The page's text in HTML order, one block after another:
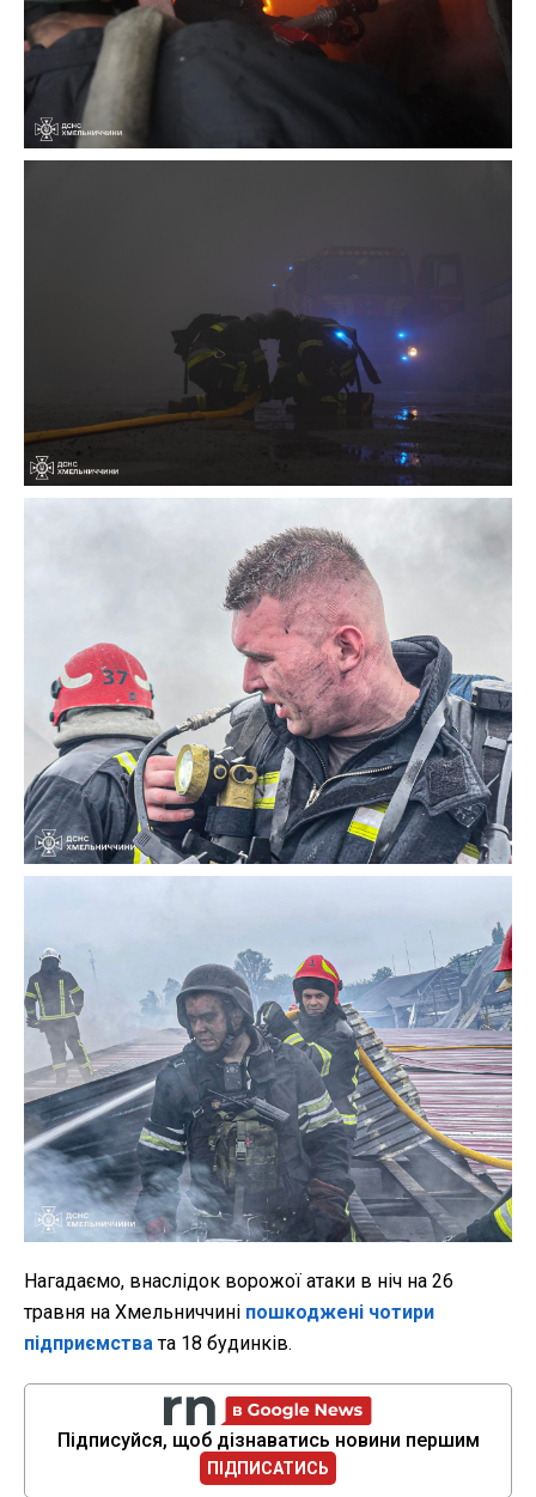
Нагадаємо, внаслідок ворожої атаки в ніч на 26
травня на Хмельниччині пошкоджені чотири
підприємствата 18 будинків.
Підписуйся, щоб дізнаватись новини першим
ПІДПИСАТИСЬ